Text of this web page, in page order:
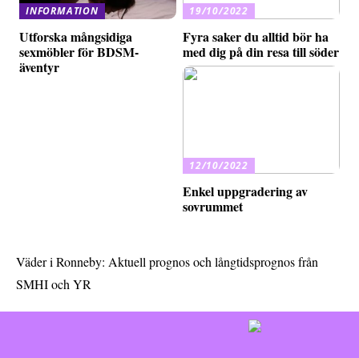
INFORMATION
Utforska mångsidiga
sexmöbler för BDSM-
äventyr
19/10/2022
Fyra saker du alltid bör ha
med dig på din resa till söder
12/10/2022
Enkel uppgradering av
sovrummet
Väder i Ronneby: Aktuell prognos och långtidsprognos från
SMHI och YR